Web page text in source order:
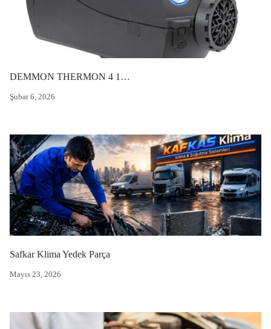
Şubat 6, 2026
DEMMON THERMON 4 12V DİZEL ISITICI
Mayıs 23, 2026
Safkar Klima Yedek Parça